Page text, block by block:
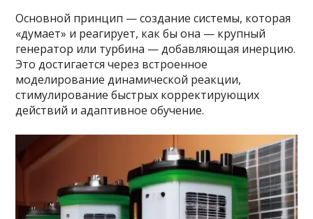
Основной принцип — создание системы, которая
«думает» и реагирует, как бы она — крупный
генератор или турбина — добавляющая инерцию.
Это достигается через встроенное
моделирование динамической реакции,
стимулирование быстрых корректирующих
действий и адаптивное обучение.